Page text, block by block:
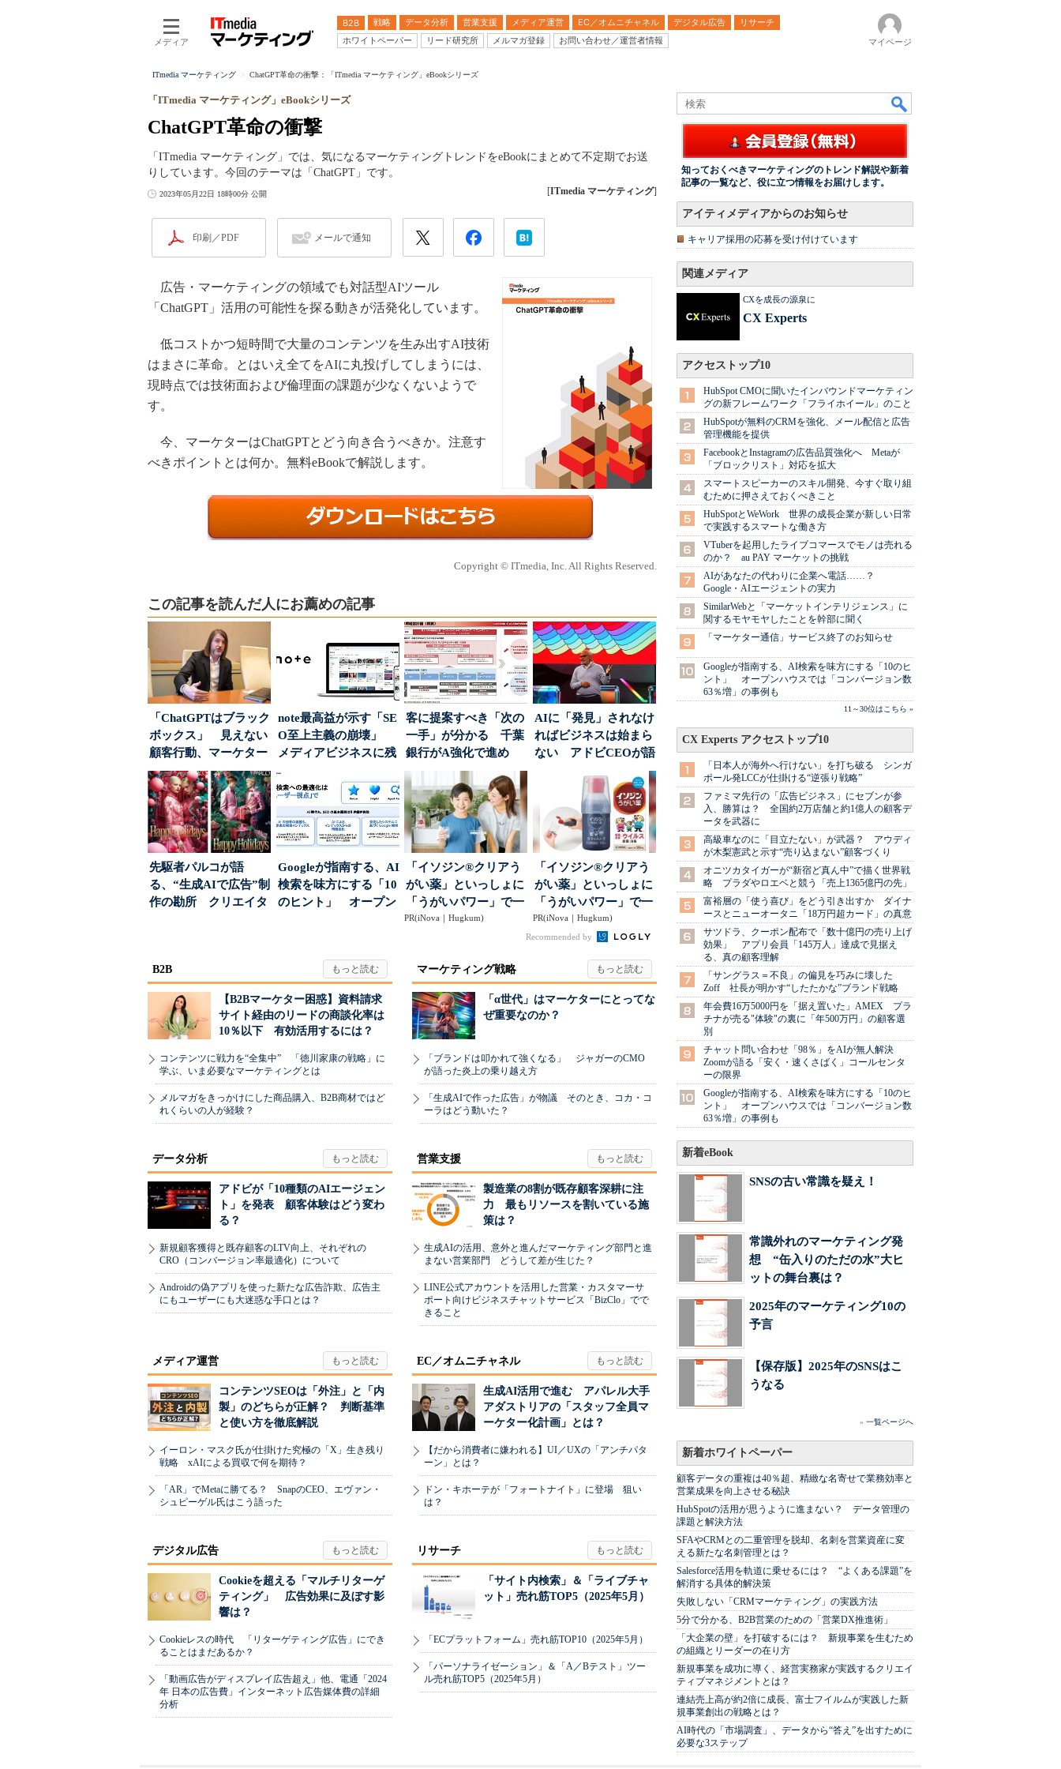
メディア
B2B 戦略 データ分析 営業支援 メディア運営 EC／オムニチャネル デジタル広告
リサーチ
ホワイトペーパー
リード研究所 メルマガ登録 お問い合わせ／運営者情報 マイページ
ITmedia マーケティング ChatGPT革命の衝撃：「ITmedia マーケティング」eBookシリーズ
ChatGPT革命の衝撃
「ITmedia マーケティング」eBookシリーズ
「ITmedia マーケティング」では、気になるマーケティングトレンドをeBookにまとめて不定期でお送
りしています。今回のテーマは「ChatGPT」です。
2023年05月22日 18時00分 公開 [ITmedia マーケティング]
印刷／PDF メールで通知
広告・マーケティングの領域でも対話型AIツール
「ChatGPT」活用の可能性を探る動きが活発化しています。
低コストかつ短時間で大量のコンテンツを生み出すAI技術
はまさに革命。とはいえ全てをAIに丸投げしてしまうには、
現時点では技術面および倫理面の課題が少なくないようで
す。
今、マーケターはChatGPTとどう向き合うべきか。注意す
べきポイントとは何か。無料eBookで解説します。
Copyright © ITmedia, Inc. All Rights Reserved.
この記事を読んだ人にお薦めの記事
「ChatGPTはブラック
ボックス」 見えない
顧客行動、マーケター
に残された打ち...
note最高益が示す「SE
O至上主義の崩壊」
メディアビジネスに残
された“勝ち筋...
客に提案すべき「次の
一手」が分かる 千葉
銀行がA強化で進め
る“One to On...
AIに「発見」されなけ
ればビジネスは始まら
ない アドビCEOが語
先駆者パルコが語
る、“生成AIで広告”制
作の勘所 クリエイタ
Googleが指南する、AI
検索を味方にする「10
のヒント」 オープン
「イソジン®クリアう
がい薬」といっしょに
「うがいパワー」で一
年中！ 健やか
PR(iNova｜Hugkum)
「イソジン®クリアう
がい薬」といっしょに
「うがいパワー」で一
年中！ 健やか
PR(iNova｜Hugkum)
Recommended by
B2B
【B2Bマーケター困惑】資料請求
サイト経由のリードの商談化率は
10％以下 有効活用するには？
コンテンツに戦力を“全集中” 「徳川家康の戦略」に
学ぶ、いま必要なマーケティングとは
メルマガをきっかけにした商品購入、B2B商材ではど
れくらいの人が経験？
マーケティング戦略
「α世代」はマーケターにとってな
ぜ重要なのか？
「ブランドは叩かれて強くなる」 ジャガーのCMO
が語った炎上の乗り越え方
「生成AIで作った広告」が物議 そのとき、コカ・コ
ーラはどう動いた？
データ分析
アドビが「10種類のAIエージェン
ト」を発表 顧客体験はどう変わ
る？
新規顧客獲得と既存顧客のLTV向上、それぞれの
CRO（コンバージョン率最適化）について
Androidの偽アプリを使った新たな広告詐欺、広告主
にもユーザーにも大迷惑な手口とは？
営業支援
製造業の8割が既存顧客深耕に注
力 最もリソースを割いている施
策は？
生成AIの活用、意外と進んだマーケティング部門と進
まない営業部門 どうして差が生じた？
LINE公式アカウントを活用した営業・カスタマーサ
ポート向けビジネスチャットサービス「BizClo」でで
きること
メディア運営
コンテンツSEOは「外注」と「内
製」のどちらが正解？ 判断基準
と使い方を徹底解説
イーロン・マスク氏が仕掛けた究極の「X」生き残り
戦略 xAIによる買収で何を期待？
「AR」でMetaに勝てる？ SnapのCEO、エヴァン・
シュピーゲル氏はこう語った
EC／オムニチャネル
生成AI活用で進む アパレル大手
アダストリアの「スタッフ全員マ
ーケター化計画」とは？
【だから消費者に嫌われる】UI／UXの「アンチパタ
ーン」とは？
ドン・キホーテが「フォートナイト」に登場 狙い
は？
デジタル広告
Cookieを超える「マルチリターゲ
ティング」 広告効果に及ぼす影
響は？
Cookieレスの時代 「リターゲティング広告」にでき
ることはまだあるか？
「動画広告がディスプレイ広告超え」他、電通「2024
年 日本の広告費」インターネット広告媒体費の詳細
分析
リサーチ
「サイト内検索」＆「ライブチャ
ット」売れ筋TOP5（2025年5月）
「ECプラットフォーム」売れ筋TOP10（2025年5月）
「パーソナライゼーション」＆「A／Bテスト」ツー
ル売れ筋TOP5（2025年5月）
知っておくべきマーケティングのトレンド解説や新着
記事の一覧など、役に立つ情報をお届けします。
アイティメディアからのお知らせ
キャリア採用の応募を受け付けています
関連メディア
CXを成長の源泉に
CX Experts
アクセストップ10
HubSpot CMOに聞いたインバウンドマーケティン
グの新フレームワーク「フライホイール」のこと
HubSpotが無料のCRMを強化、メール配信と広告
管理機能を提供
FacebookとInstagramの広告品質強化へ Metaが
「ブロックリスト」対応を拡大
スマートスピーカーのスキル開発、今すぐ取り組
むために押さえておくべきこと
HubSpotとWeWork 世界の成長企業が新しい日常
で実践するスマートな働き方
VTuberを起用したライブコマースでモノは売れる
のか？ au PAY マーケットの挑戦
AIがあなたの代わりに企業へ電話……？
Google・AIエージェントの実力
SimilarWebと「マーケットインテリジェンス」に
関するモヤモヤしたことを幹部に聞く
「マーケター通信」サービス終了のお知らせ
Googleが指南する、AI検索を味方にする「10のヒ
ント」 オープンハウスでは「コンバージョン数
63％増」の事例も
11～30位はこちら »
CX Experts アクセストップ10
「日本人が海外へ行けない」を打ち破る シンガ
ポール発LCCが仕掛ける“逆張り戦略”
ファミマ先行の「広告ビジネス」にセブンが参
入、勝算は？ 全国約2万店舗と約1億人の顧客デ
ータを武器に
高級車なのに「目立たない」が武器？ アウディ
が木梨憲武と示す“売り込まない”顧客づくり
オニツカタイガーが“新宿ど真ん中”で描く世界戦
略 プラダやロエベと競う「売上1365億円の先」
富裕層の「使う喜び」をどう引き出すか ダイナ
ースとニューオータニ「18万円超カード」の真意
サツドラ、クーポン配布で「数十億円の売り上げ
効果」 アプリ会員「145万人」達成で見据え
る、真の顧客理解
「サングラス＝不良」の偏見を巧みに壊した
Zoff 社長が明かす“したたかな”ブランド戦略
年会費16万5000円を「据え置いた」AMEX プラ
チナが売る"体験"の裏に「年500万円」の顧客選
別
チャット問い合わせ「98％」をAIが無人解決
Zoomが語る「安く・速くさばく」コールセンタ
ーの限界
Googleが指南する、AI検索を味方にする「10のヒ
ント」 オープンハウスでは「コンバージョン数
63％増」の事例も
新着eBook
SNSの古い常識を疑え！
常識外れのマーケティング発
想 “缶入りのただの水”大ヒ
ットの舞台裏は？
2025年のマーケティング10の
予言
【保存版】2025年のSNSはこ
うなる
» 一覧ページへ
新着ホワイトペーパー
顧客データの重複は40％超、精緻な名寄せで業務効率と
営業成果を向上させる秘訣
HubSpotの活用が思うように進まない？ データ管理の
課題と解決方法
SFAやCRMとの二重管理を脱却、名刺を営業資産に変
える新たな名刺管理とは？
Salesforce活用を軌道に乗せるには？ “よくある課題”を
解消する具体的解決策
失敗しない「CRMマーケティング」の実践方法
5分で分かる、B2B営業のための「営業DX推進術」
「大企業の壁」を打破するには？ 新規事業を生むため
の組織とリーダーの在り方
新規事業を成功に導く、経営実務家が実践するクリエイ
ティブマネジメントとは？
連結売上高が約2倍に成長、富士フイルムが実践した新
規事業創出の戦略とは？
AI時代の「市場調査」、データから“答え”を出すために
必要な3ステップ